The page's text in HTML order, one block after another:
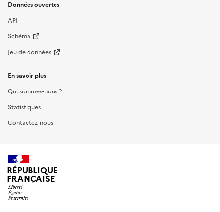
Données ouvertes
API
Schéma
Jeu de données
En savoir plus
Qui sommes-nous ?
Statistiques
Contactez-nous
RÉPUBLIQUE
FRANÇAISE